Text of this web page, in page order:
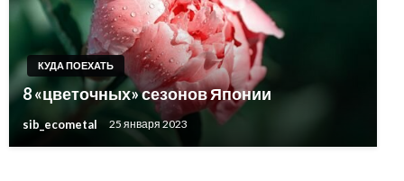
КУДА ПОЕХАТЬ
8 «цветочных» сезонов Японии
sib_ecometal 25 января 2023
КУДА ПОЕХАТЬ
БАЛКАНЫ: что смотреть и куда ехать